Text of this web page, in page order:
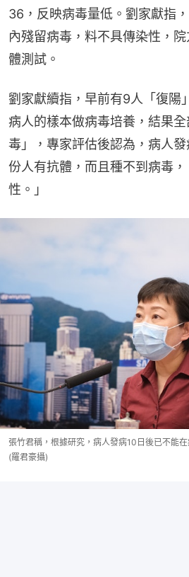
36，反映病毒量低。劉家獻指
內殘留病毒，料不具傳染性，
體測試。
劉家獻續指，早前有9人「復陽
病人的樣本做病毒培養，結果
毒」，專家評估後認為，病人
份人有抗體，而且種不到病毒
性。」
張竹君稱，根據研究，病人發病10日後已不能
(羅君豪攝)